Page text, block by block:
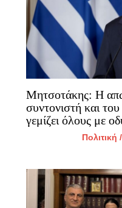
Μητσοτάκης: Η
συντονιστή και
γεμίζει όλους με
Πολιτική /